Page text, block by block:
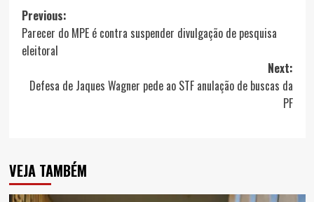
Post
navigation
Previous:
Parecer do MPE é contra suspender divulgação de pesquisa
eleitoral
Next:
Defesa de Jaques Wagner pede ao STF anulação de buscas da
PF
VEJA TAMBÉM